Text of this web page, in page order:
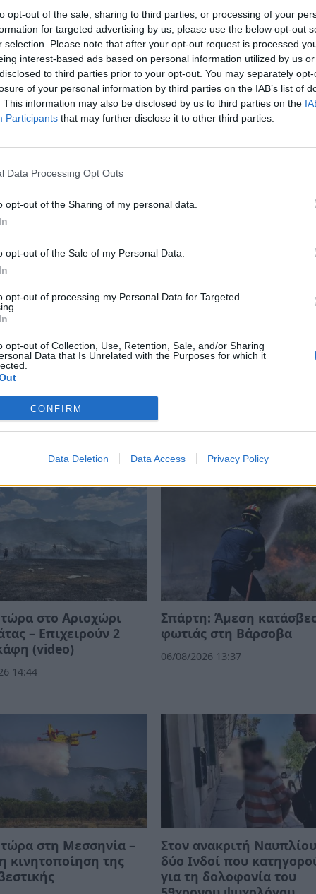
opt-out of the sale, sharing to third parties, or processing of your
for targeted advertising by us, please use the below opt-out
selection. Please note that after your opt-out request is processed
interest-based ads based on personal information utilized by us
to third parties prior to your opt-out. You may separately
of your personal information by third parties on the IAB’s list of
This information may also be disclosed by us to third parties on the
Participants that may further disclose it to other third parties.
Data Processing Opt Outs
opt-out of the Sharing of my personal data.
opt-out of the Sale of my Personal Data.
opt-out of processing my Personal Data for Targeted
opt-out of Collection, Use, Retention, Sale, and/or Sharing
Data that Is Unrelated with the Purposes for which it
CONFIRM
Data Deletion Data Access Privacy Policy
το μεσημέρι της Κυριακής, 6
δήμου Ερμιονίδας.
δυνάμεων. Σταδιακά, επιχείρησαν στο
τμήματος της 9ης ΕΜΟΔΕ. Επίσης,
Πυροσβεστικής Υπηρεσίας και 4
έργου και με υδροφόρες. Παρόντες και
ΕΡΤ Τρίπολης, η φωτιά ήταν σε ύφεση,
και των εναέριων δυνάμεων.
όλα τα πιθανά αίτια εκδήλωσης
ορεινός οικισμός στον δήμο της
και μάθετε πρώτοιόλες τις ειδήσεις
ΦΩΤΙΑ ΠΥΡΟΣΒΕΣΤΙΚΗ
στο Αριοχώρι
– Επιχειρούν 2
(video)
14:44
Σπάρτη: Άμεση
φωτιάς στη Βάρσοβα
06/08/2026 13:37
στη Μεσσηνία –
κινητοποίηση της
Στον ανακριτή
δύο Ινδοί που
για τη δολοφονία του